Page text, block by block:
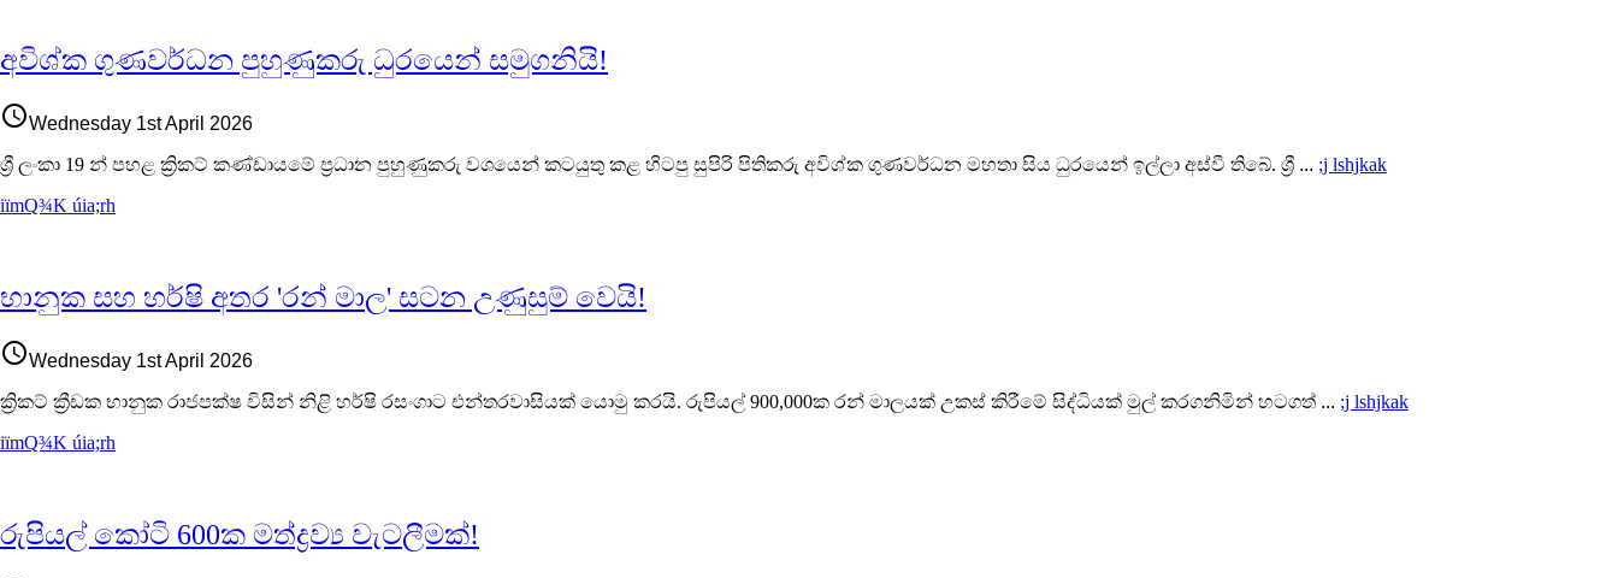
අවිශ්ක ගුණවර්ධන පුහුණුකරු ධුරයෙන් සමුගනියි!
access_timeWednesday 1st April 2026
ශ්‍රී ලංකා 19 න් පහළ ක්‍රිකට් කණ්ඩායමේ ප්‍රධාන පුහුණුකරු වශයෙන් කටයුතු කළ හිටපු සුපිරි පිතිකරු අවිශ්ක ගුණවර්ධන මහතා සිය ධුරයෙන් ඉල්ලා අස්වී තිබේ. ශ්‍රී ... ;j lshjkak
iïmQ¾K úia;rh
භානුක සහ හර්ෂි අතර 'රන් මාල' සටන උණුසුම් වෙයි!
access_timeWednesday 1st April 2026
ක්‍රිකට් ක්‍රීඩක භානුක රාජපක්ෂ විසින් නිළි හර්ෂි රසංගාට එන්තරවාසියක් යොමු කරයි. රුපියල් 900,000ක රන් මාලයක් උකස් කිරීමේ සිද්ධියක් මුල් කරගනිමින් හටගත් ... ;j lshjkak
iïmQ¾K úia;rh
රුපියල් කෝටි 600ක මත්ද්‍රව්‍ය වැටලීමක්!